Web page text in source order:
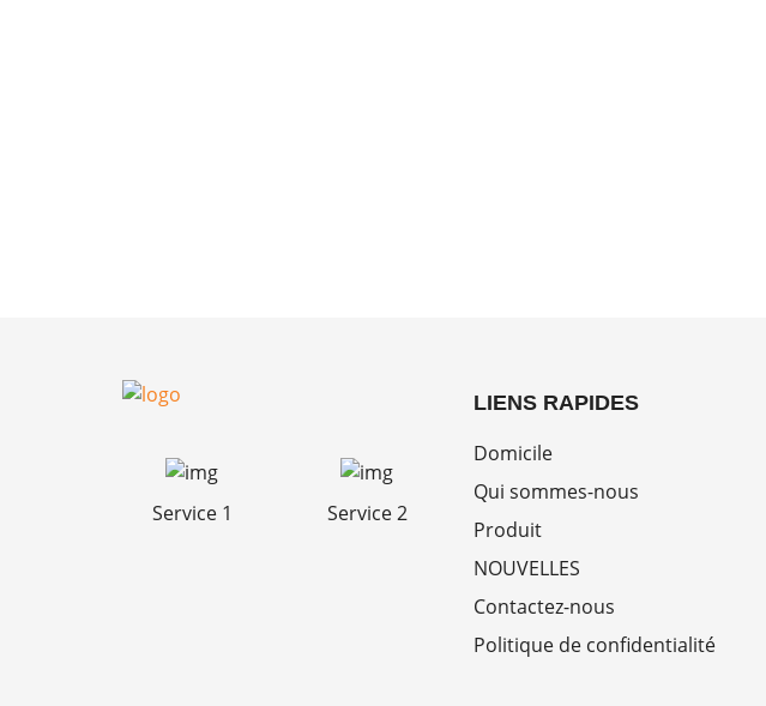
Service 1 Service 2
LIENS RAPIDES
Domicile
Qui sommes-nous
Produit
NOUVELLES
Contactez-nous
Politique de confidentialité